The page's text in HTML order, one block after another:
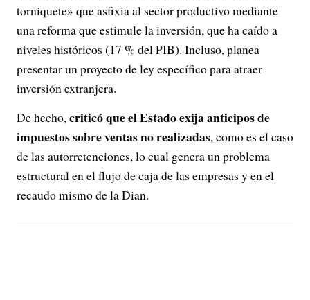
torniquete» que asfixia al sector productivo mediante
una reforma que estimule la inversión, que ha caído a
niveles históricos (17 % del PIB). Incluso, planea
presentar un proyecto de ley específico para atraer
inversión extranjera.
De hecho,criticó que el Estado exija anticipos de
impuestos sobre ventas no realizadas, como es el caso
de las autorretenciones, lo cual genera un problema
estructural en el flujo de caja de las empresas y en el
recaudo mismo de la Dian.